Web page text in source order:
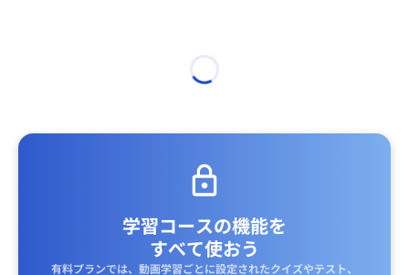
学習コースの機能を
すべて使おう
有料プランでは、動画学習ごとに設定されたクイズやテスト、